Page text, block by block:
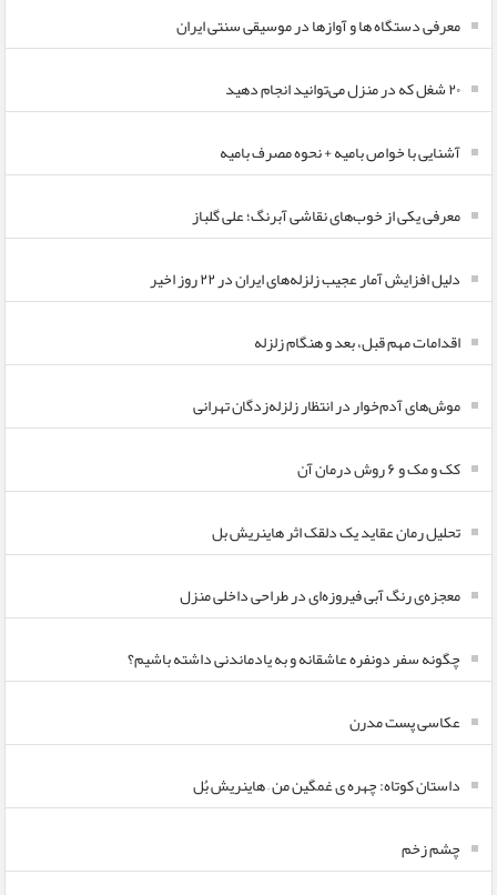
معرفی دستگاه ها و آوازها در موسیقی سنتی ایران
۲۰ شغل که در منزل می‌توانید انجام دهید
آشنایی با خواص بامیه + نحوه مصرف بامیه
معرفی یکی از خوب‌های نقاشی آبرنگ؛ علی گلباز
دلیل افزایش آمار عجیب زلزله‌های ایران در ۲۲ روز اخیر
اقدامات مهم قبل، بعد و هنگام زلزله
موش‌های آدم‌خوار در انتظار زلزله‌زدگان تهرانی
کک و مک و ۶ روش درمان آن
تحلیل رمان عقاید یک دلقک اثر هاینریش بل
معجزه‌ی رنگ آبی فیروزه‌ای در طراحی داخلی منزل
چگونه سفر دونفره عاشقانه و به یادماندنی داشته باشیم؟
عکاسی پست مدرن
داستان کوتاه: چهره ی غمگین من – هاینریش بُل
چشم زخم